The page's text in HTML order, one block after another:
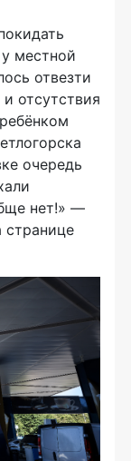
местной
отвезти
отсутствия
очередь
нет!» —
странице